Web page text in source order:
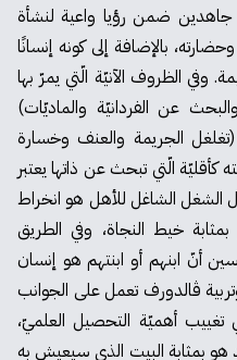
ضمن رؤيا واعية لنشأة
بالإضافة إلى كونه إنسانًا
وفي الظروف الآنيّة الّتي يمرّ بها
عن الفردانيّة والماديّات)
الجريمة والعنف وخسارة
الّتي تبحث عن ذاتها يعتبر
الشغل الشاغل للأهل هو انخراط
بمثابة خيط النجاة، وفي الطريق
أنّ ابنهم أو ابنتهم هو إنسان
ڤالدورف تعمل على الجوانب
تغييب أهميّة التحصيل العلميّ،
هو بمثابة البيت الذي سيعيش به